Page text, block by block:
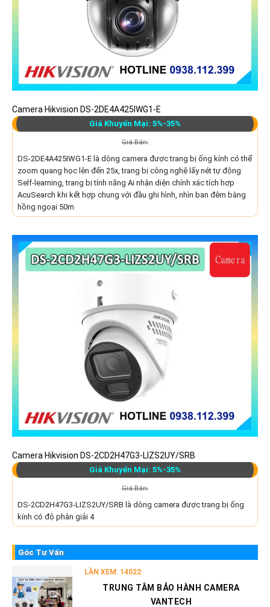
Camera Hikvision DS-2DE4A425IWG1-E
Giá Khuyến Mại: 5%-35%
Giá Bán:
DS-2DE4A425IWG1-E là dòng camera được trang bị ống kính có thể
zoom quang học lên đến 25x, trang bị công nghệ lấy nét tự động
Self-learning, trang bị tính năng Ai nhận diện chính xác tích hợp
AcuSearch khi kết hợp chung với đầu ghi hình, nhìn ban đêm bằng
hồng ngoại 50m
Camera Hikvision DS-2CD2H47G3-LIZS2UY/SRB
Giá Khuyến Mại: 5%-35%
Giá Bán:
DS-2CD2H47G3-LIZS2UY/SRB là dòng camera được trang bị ống
kính có độ phân giải 4
Góc Tư Vấn
LẦN XEM: 14022
TRUNG TÂM BẢO HÀNH CAMERA
VANTECH